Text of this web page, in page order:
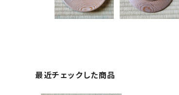
最近チェックした商品